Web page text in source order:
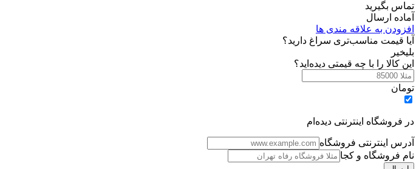
تماس بگیرید
آماده ارسال
افزودن به علاقه مندی ها
آیا قیمت مناسب‌تری سراغ دارید؟
بلیخیر
این کالا را با چه قیمتی دیده‌اید؟
تومان
در فروشگاه اینترنتی دیده‌ام
آدرس اینترنتی فروشگاه
نام فروشگاه و کجا